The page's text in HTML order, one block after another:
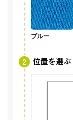
ブルー
位置を選ぶ